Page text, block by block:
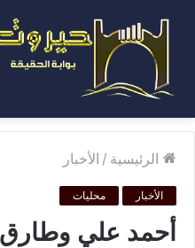
الرئيسية / الأخبار
الأخبار محليات
أحمد علي وطارق